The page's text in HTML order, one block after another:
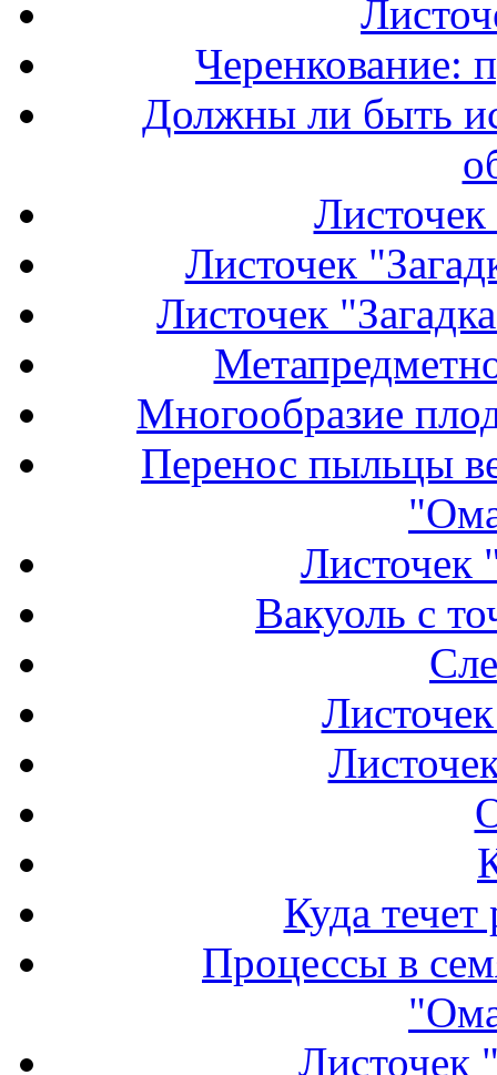
Черенкование:
Должны ли быть
Листочек
Листочек
Многообразие
Перенос пыльцы
Листочек
Вакуоль с
Куда течет
Процессы в
Листочек